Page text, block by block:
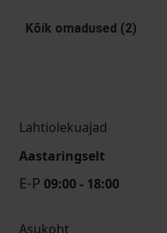
Kõik omadused (2)
Lahtiolekuajad
Aastaringselt
E-P 09:00 - 18:00
Asukoht